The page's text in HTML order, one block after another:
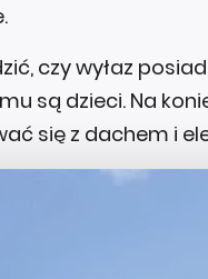
czy wyłaz
są dzieci. Na
się z dachem i